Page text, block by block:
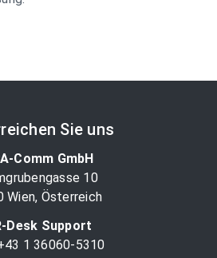
Sie uns
Comm GmbH
10
Wien, Österreich
Desk Support
1 36060-5310